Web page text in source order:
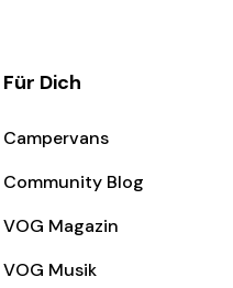
Für Dich
Campervans
Community Blog
VOG Magazin
VOG Musik